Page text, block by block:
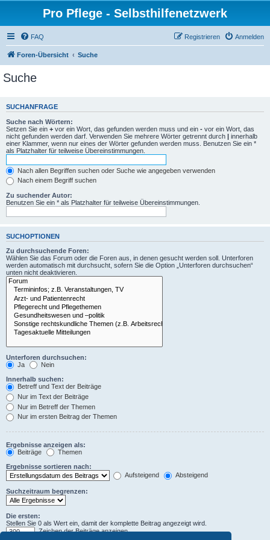
Pro Pflege - Selbsthilfenetzwerk
FAQ Anmelden
Registrieren
Foren-Übersicht Suche
Suche
SUCHANFRAGE
Suche nach Wörtern:
Setzen Sie ein + vor ein Wort, das gefunden werden muss und ein - vor ein Wort, das
nicht gefunden werden darf. Verwenden Sie mehrere Wörter getrennt durch | innerhalb
einer Klammer, wenn nur eines der Wörter gefunden werden muss. Benutzen Sie ein *
als Platzhalter für teilweise Übereinstimmungen.
Nach allen Begriffen suchen oder Suche wie angegeben verwenden
Nach einem Begriff suchen
Zu suchender Autor:
Benutzen Sie ein * als Platzhalter für teilweise Übereinstimmungen.
SUCHOPTIONEN
Zu durchsuchende Foren:
Wählen Sie das Forum oder die Foren aus, in denen gesucht werden soll. Unterforen
werden automatisch mit durchsucht, sofern Sie die Option „Unterforen durchsuchen“
unten nicht deaktivieren.
Unterforen durchsuchen:
Ja
Nein
Innerhalb suchen:
Betreff und Text der Beiträge
Nur im Text der Beiträge
Nur im Betreff der Themen
Nur im ersten Beitrag der Themen
Ergebnisse anzeigen als:
Beiträge
Themen
Ergebnisse sortieren nach:
Aufsteigend
Absteigend
Suchzeitraum begrenzen:
Die ersten:
Stellen Sie 0 als Wert ein, damit der komplette Beitrag angezeigt wird.
Zeichen der Beiträge anzeigen